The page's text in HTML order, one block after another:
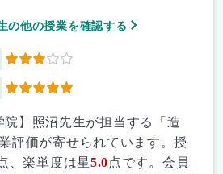
の他の授業を確認する
3
5
院】照沼先生が担当する「造
評価が寄せられています。授
、楽単度は星5.0点です。会員